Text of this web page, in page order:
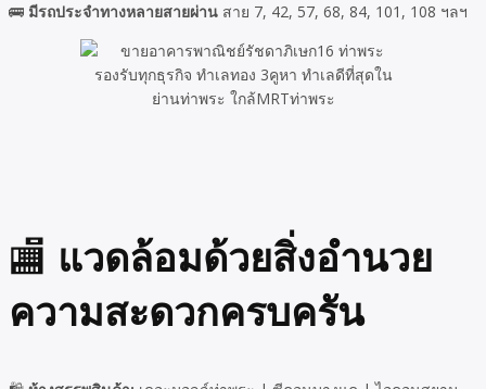
🚌 มีรถประจำทางหลายสายผ่าน สาย 7, 42, 57, 68, 84, 101, 108 ฯลฯ
🏬 แวดล้อมด้วยสิ่งอำนวย
ความสะดวกครบครัน